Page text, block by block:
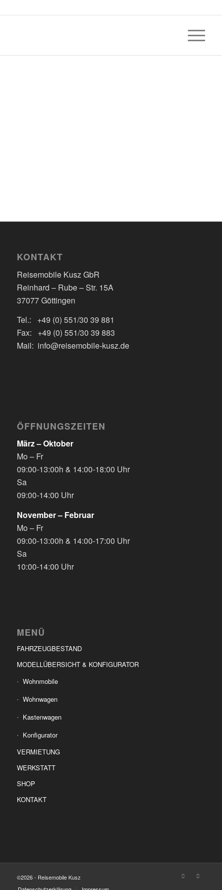
KONTAKT
Reisemobile Kusz GbR
Reinhard – Rube – Str. 15A
37077 Göttingen
Tel.: +49 (0) 551/30 39 881
Fax: +49 (0) 551/30 39 883
Mail: info@reisemobile-kusz.de
ÖFFNUNGSZEITEN
März – Oktober
Mo – Fr
09:00-13:00h & 14:00-18:00 Uhr
Sa
09:00-14:00 Uhr
November – Februar
Mo – Fr
09:00-13:00h & 14:00-17:00 Uhr
Sa
10:00-14:00 Uhr
MENÜ
FAHRZEUGBESTAND
MODELLÜBERSICHT & KONFIGURATOR
Wohnmobile
Wohnwagen
Kastenwagen
Konfigurator
VERMIETUNG
WERKSTATT
SHOP
KONTAKT
©2026 - Reisemobile Kusz